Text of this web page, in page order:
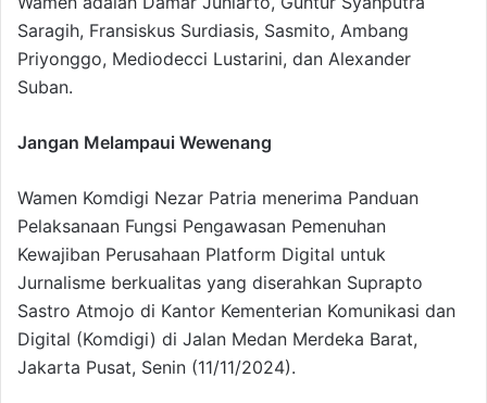
Saragih, Fransiskus Surdiasis, Sasmito, Ambang
Priyonggo, Mediodecci Lustarini, dan Alexander
Suban.
Jangan Melampaui Wewenang
Wamen Komdigi Nezar Patria menerima Panduan
Pelaksanaan Fungsi Pengawasan Pemenuhan
Kewajiban Perusahaan Platform Digital untuk
Jurnalisme berkualitas yang diserahkan Suprapto
Sastro Atmojo di Kantor Kementerian Komunikasi dan
Digital (Komdigi) di Jalan Medan Merdeka Barat,
Jakarta Pusat, Senin (11/11/2024).